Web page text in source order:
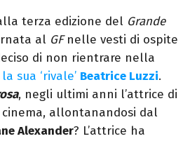
terza edizione del Grande
al GFnelle vesti di ospite
di non rientrare nella
la sua ‘rivale’ Beatrice Luzzi.
, negli ultimi anni l’attrice di
allontanandosi dal
Alexander? L’attrice ha